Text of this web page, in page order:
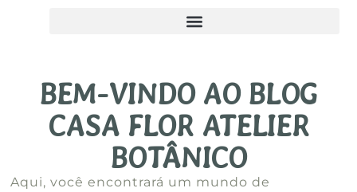
BEM-VINDO AO BLOG
CASA FLOR ATELIER
BOTÂNICO
Aqui, você encontrará um mundo de